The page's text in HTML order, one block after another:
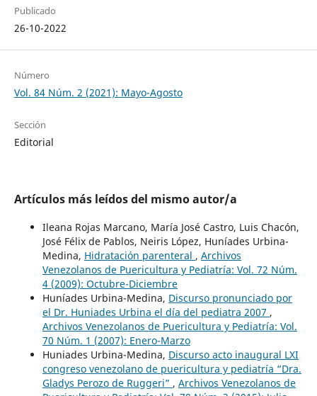
Publicado
26-10-2022
Número
Vol. 84 Núm. 2 (2021): Mayo-Agosto
Sección
Editorial
Artículos más leídos del mismo autor/a
Ileana Rojas Marcano, María José Castro, Luis Chacón,
José Félix de Pablos, Neiris López, Huníades Urbina-
Medina, Hidratación parenteral , Archivos
Venezolanos de Puericultura y Pediatría: Vol. 72 Núm.
4 (2009): Octubre-Diciembre
Huníades Urbina-Medina, Discurso pronunciado por
el Dr. Huniades Urbina el día del pediatra 2007 ,
Archivos Venezolanos de Puericultura y Pediatría: Vol.
70 Núm. 1 (2007): Enero-Marzo
Huniades Urbina-Medina, Discurso acto inaugural LXI
congreso venezolano de puericultura y pediatría “Dra.
Gladys Perozo de Ruggeri” , Archivos Venezolanos de